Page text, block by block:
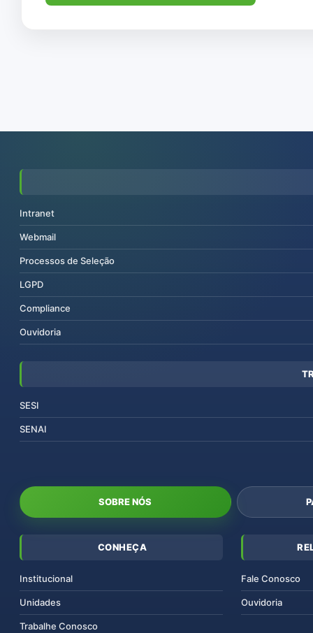
Intranet
Webmail
Processos de Seleção
LGPD
Compliance
Ouvidoria
SESI
SENAI
SOBRE NÓS
CONHEÇA
Institucional
Unidades
Trabalhe Conosco
Fale Conosco
Ouvidoria